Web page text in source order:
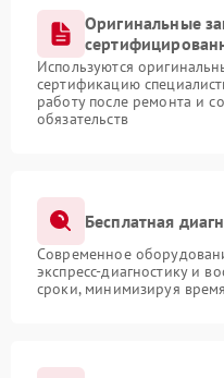
Оригинальные
Используются
сертификацию
работу после ремонта и
обязательств
Бесплатная
Современное
экспресс-диагностику и
сроки, минимизируя